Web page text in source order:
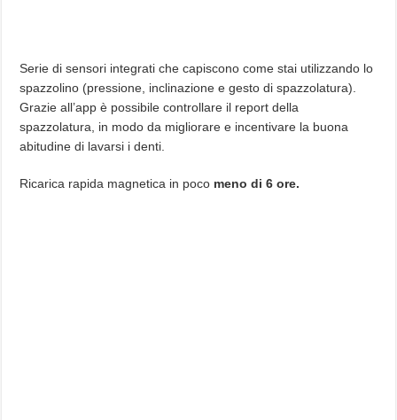
Serie di sensori integrati che capiscono come stai utilizzando lo
spazzolino (pressione, inclinazione e gesto di spazzolatura).
Grazie all’app è possibile controllare il report della
spazzolatura, in modo da migliorare e incentivare la buona
abitudine di lavarsi i denti.
Ricarica rapida magnetica in poco meno di 6 ore.